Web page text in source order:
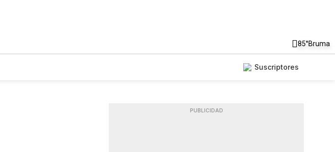
85°Bruma
Suscriptores
PUBLICIDAD